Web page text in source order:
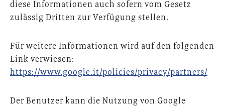
diese Informationen auch sofern vom Gesetz
zulässig Dritten zur Verfügung stellen.
Für weitere Informationen wird auf den folgenden
Link verwiesen:
https://www.google.it/policies/privacy/partners/
Der Benutzer kann die Nutzung von Google